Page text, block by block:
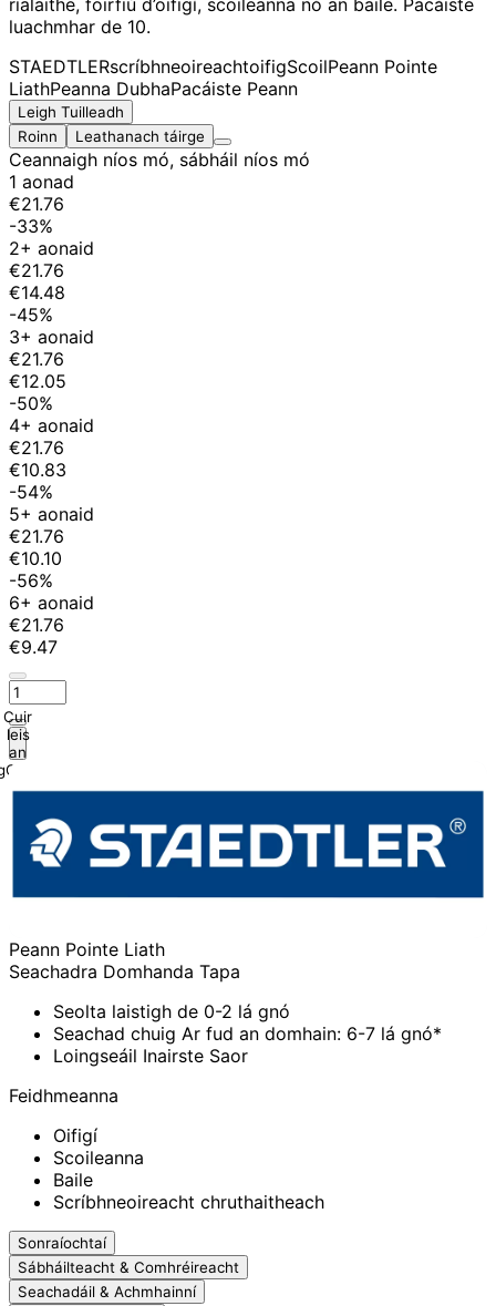
rialaithe, foirfiú d’oifigí, scoileanna nó an baile. Pacáiste
luachmhar de 10.
STAEDTLERscríbhneoireachtoifigScoilPeann Pointe
LiathPeanna DubhaPacáiste Peann
Leigh Tuilleadh
Roinn
Leathanach táirge
Ceannaigh níos mó, sábháil níos mó
1 aonad
€21.76
-33%
2+ aonaid
€21.76
€14.48
-45%
3+ aonaid
€21.76
€12.05
-50%
4+ aonaid
€21.76
€10.83
-54%
5+ aonaid
€21.76
€10.10
-56%
6+ aonaid
€21.76
€9.47
Cuir
leis
an
Peann Pointe Liath
Seachadra Domhanda Tapa
Seolta laistigh de 0-2 lá gnó
Seachad chuig Ar fud an domhain: 6-7 lá gnó*
Loingseáil Inairste Saor
Feidhmeanna
Oifigí
Scoileanna
Baile
Scríbhneoireacht chruthaitheach
Sonraíochtaí
Sábháilteacht & Comhréireacht
Seachadáil & Achmhainní